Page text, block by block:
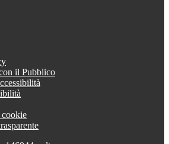
il Pubblico
cookie